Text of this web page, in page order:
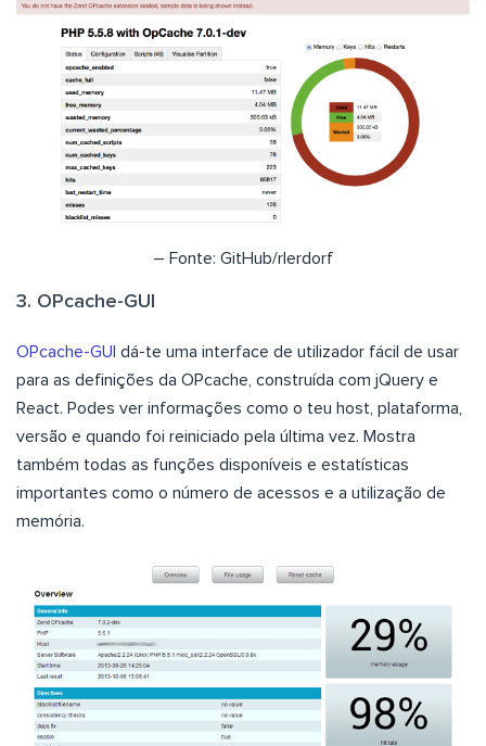
– Fonte: GitHub/rlerdorf
3. OPcache-GUI
OPcache-GUI dá-te uma interface de utilizador fácil de usar
para as definições da OPcache, construída com jQuery e
React. Podes ver informações como o teu host, plataforma,
versão e quando foi reiniciado pela última vez. Mostra
também todas as funções disponíveis e estatísticas
importantes como o número de acessos e a utilização de
memória.